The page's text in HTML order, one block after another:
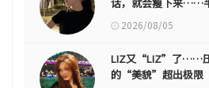
2026/08/05
LIZ又“LIZ”了……
的“美貌”超出极限